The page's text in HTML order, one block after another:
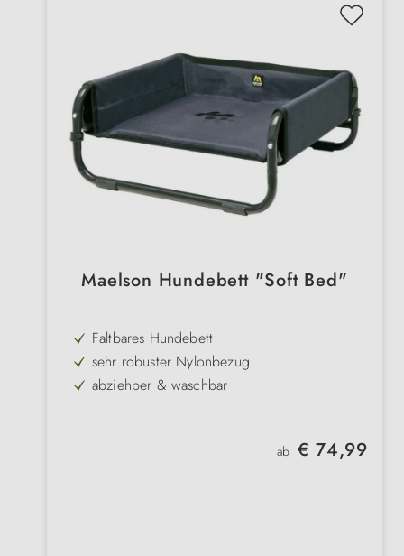
Maelson Hundebett "Soft Bed"
Faltbares Hundebett
sehr robuster Nylonbezug
abziehber & waschbar
Regulärer Preis:
ab € 74,99